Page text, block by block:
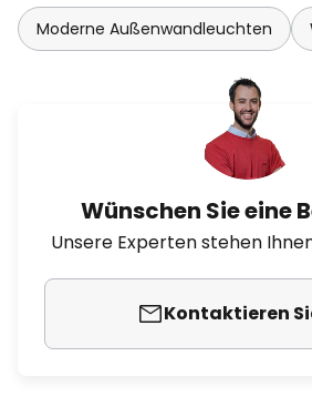
Moderne Außenwandleuchten
Wünschen Sie eine
Unsere Experten stehen
Kontaktieren